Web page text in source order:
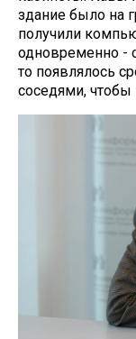
здание было на
получили
одновременно -
то появлялось
соседями,